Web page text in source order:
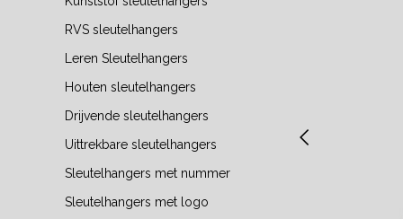
RVS sleutelhangers
Leren Sleutelhangers
Houten sleutelhangers
Drijvende sleutelhangers
Uittrekbare sleutelhangers
Sleutelhangers met nummer
Sleutelhangers met logo